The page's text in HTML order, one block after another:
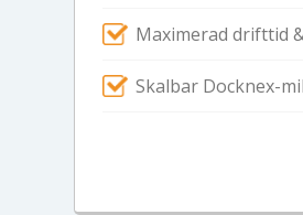
Maximerad drifttid
Skalbar Docknex-